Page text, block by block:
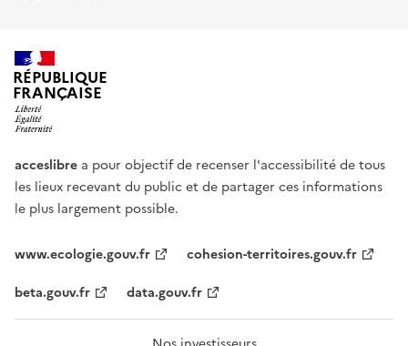
RÉPUBLIQUE
FRANÇAISE
acceslibre a pour objectif de recenser l'accessibilité de tous
les lieux recevant du public et de partager ces informations
le plus largement possible.
www.ecologie.gouv.fr
cohesion-territoires.gouv.fr
beta.gouv.fr
data.gouv.fr